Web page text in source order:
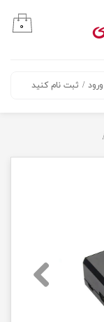
ورود / ثبت نام کنید
۰